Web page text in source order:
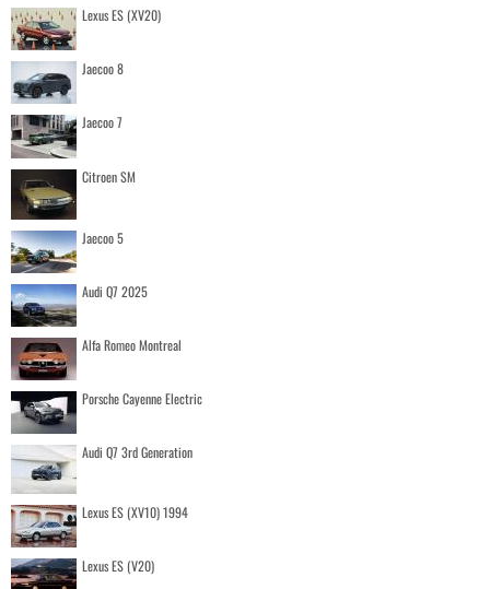
Lexus ES (XV20)
Jaecoo 8
Jaecoo 7
Citroen SM
Jaecoo 5
Audi Q7 2025
Alfa Romeo Montreal
Porsche Cayenne Electric
Audi Q7 3rd Generation
Lexus ES (XV10) 1994
Lexus ES (V20)